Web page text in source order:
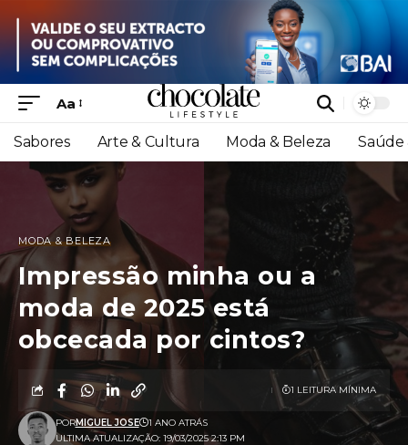
Aa
Sabores Arte & Cultura Moda & Beleza Saúde
MODA & BELEZA
Impressão minha ou a
moda de 2025 está
obcecada por cintos?
ULTIMA ATUALIZAÇÃO: 19/03/2025 2:13 PM
PORMIGUEL JOSE 1 ANO ATRÁS
1 LEITURA MÍNIMA